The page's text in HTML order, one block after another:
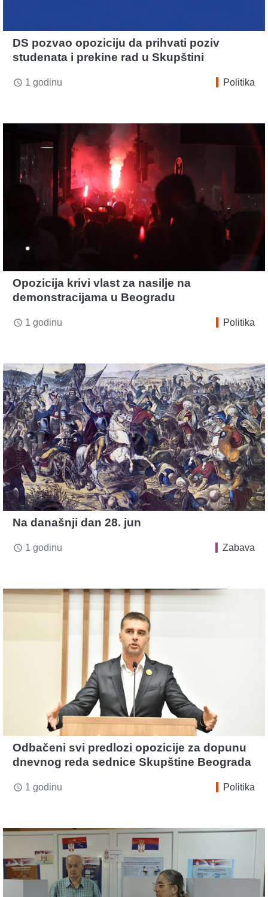
DS pozvao opoziciju da prihvati poziv
studenata i prekine rad u Skupštini
access_time 1 godinu Politika
Opozicija krivi vlast za nasilje na
demonstracijama u Beogradu
access_time 1 godinu Politika
Na današnji dan 28. jun
access_time 1 godinu Zabava
Odbačeni svi predlozi opozicije za dopunu
dnevnog reda sednice Skupštine Beograda
access_time 1 godinu Politika